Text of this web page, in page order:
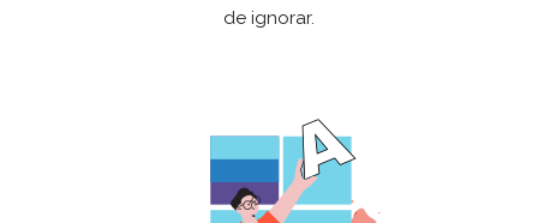
de ignorar.